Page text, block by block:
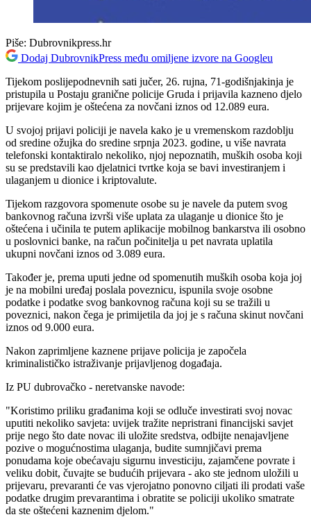
Piše: Dubrovnikpress.hr
Dodaj DubrovnikPress među omiljene izvore na Googleu
Tijekom poslijepodnevnih sati jučer, 26. rujna, 71-godišnjakinja je
pristupila u Postaju granične policije Gruda i prijavila kazneno djelo
prijevare kojim je oštećena za novčani iznos od 12.089 eura.
U svojoj prijavi policiji je navela kako je u vremenskom razdoblju
od sredine ožujka do sredine srpnja 2023. godine, u više navrata
telefonski kontaktiralo nekoliko, njoj nepoznatih, muških osoba koji
su se predstavili kao djelatnici tvrtke koja se bavi investiranjem i
ulaganjem u dionice i kriptovalute.
Tijekom razgovora spomenute osobe su je navele da putem svog
bankovnog računa izvrši više uplata za ulaganje u dionice što je
oštećena i učinila te putem aplikacije mobilnog bankarstva ili osobno
u poslovnici banke, na račun počinitelja u pet navrata uplatila
ukupni novčani iznos od 3.089 eura.
Također je, prema uputi jedne od spomenutih muških osoba koja joj
je na mobilni uređaj poslala poveznicu, ispunila svoje osobne
podatke i podatke svog bankovnog računa koji su se tražili u
poveznici, nakon čega je primijetila da joj je s računa skinut novčani
iznos od 9.000 eura.
Nakon zaprimljene kaznene prijave policija je započela
kriminalističko istraživanje prijavljenog događaja.
Iz PU dubrovačko - neretvanske navode:
"Koristimo priliku građanima koji se odluče investirati svoj novac
uputiti nekoliko savjeta: uvijek tražite nepristrani financijski savjet
prije nego što date novac ili uložite sredstva, odbijte nenajavljene
pozive o mogućnostima ulaganja, budite sumnjičavi prema
ponudama koje obećavaju sigurnu investiciju, zajamčene povrate i
veliku dobit, čuvajte se budućih prijevara - ako ste jednom uložili u
prijevaru, prevaranti će vas vjerojatno ponovno ciljati ili prodati vaše
podatke drugim prevarantima i obratite se policiji ukoliko smatrate
da ste oštećeni kaznenim djelom."